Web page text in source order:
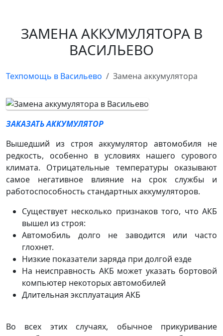
ЗАМЕНА АККУМУЛЯТОРА В
ВАСИЛЬЕВО
Техпомощь в Васильево Замена аккумулятора
ЗАКАЗАТЬ АККУМУЛЯТОР
Вышедший из строя аккумулятор автомобиля не
редкость, особенно в условиях нашего сурового
климата. Отрицательные температуры оказывают
самое негативное влияние на срок службы и
работоспособность стандартных аккумуляторов.
Существует несколько признаков того, что АКБ
вышел из строя:
Автомобиль долго не заводится или часто
глохнет.
Низкие показатели заряда при долгой езде
На неисправность АКБ может указать бортовой
компьютер некоторых автомобилей
Длительная эксплуатация АКБ
Во всех этих случаях, обычное прикуривание